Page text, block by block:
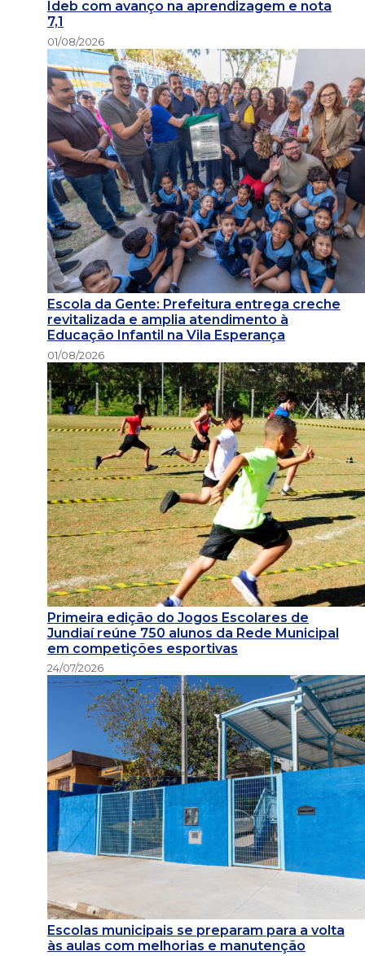
Ideb com avanço na aprendizagem e nota
7,1
01/08/2026
Escola da Gente: Prefeitura entrega creche
revitalizada e amplia atendimento à
Educação Infantil na Vila Esperança
01/08/2026
Primeira edição do Jogos Escolares de
Jundiaí reúne 750 alunos da Rede Municipal
em competições esportivas
24/07/2026
Escolas municipais se preparam para a volta
às aulas com melhorias e manutenção